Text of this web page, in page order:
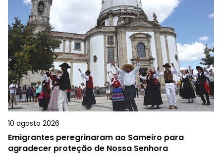
10 agosto 2026
Emigrantes peregrinaram ao Sameiro para
agradecer proteção de Nossa Senhora